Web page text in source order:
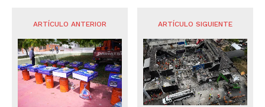
ARTÍCULO ANTERIOR ARTÍCULO SIGUIENTE